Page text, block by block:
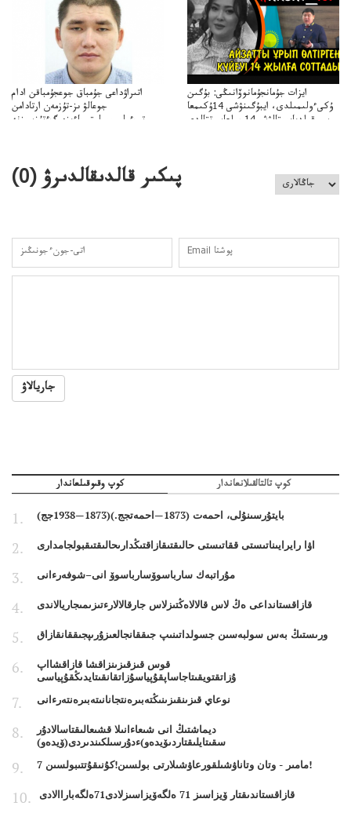
اتىراۋداعى جۇمباق جوعجۇمباقن ادام
جوعالۋ ىز-تۇزمەن ارتادامن
وتبءولىمىپوليتسياءىزەرگءتۇزسىزنە
ايزات جۇمانجۇمانوۆانىڭى: بۇگىن
ۇكىءولىمىلدى، ايبۇگىنۋشى 14ۇكىمعا
سووقىلدىايىپتالۋشى14جىلعاسوتتالدى
پىكىر قالدىقالدىرۋ (0
)
جاريالاۋ
كوپ وقىوقىلعاندار كوپ تالتالقىلانعاندار
بايتۇرسىنۇلى، احمەت (1873—احمەتجج.)(1873—1938جج)
اۋا رايرايىناتىستى ققاتىستى حالىقتىقازاقتىڭدارىحالىقتىقبولجامدارى
مۇراتبەك سارباسوۆسارباسوۆ انى–شوفەرءانى
قازاقستانداعى ەڭ لاس قالالاەڭتىزلاس جارقالالارءتىزىمىجاريالاندى
ورىستىڭ بەس سولبەسىن جسولداتىنىپ جىققانجالعىزۇرىپجىققانقازاق
قوس قىزقىزىنزاقشا قازاقشااپ
ۇزاتقتويقىتاجاساپقۇپياسۇزاتقانقىتايدىڭقۇپياسى
نوعاي قىزىنقىزىنىڭتەبىرەنتجانانىتەبىرەنتەرءانى
ديماشتىڭ انى شىعاءانىلا قشىعالىقتاسالادۇر
سقىتايلىقتاردىۆيدەو)ءدۇرسىلكىندىردى(ۆيدەو)
7 مامىر - وتان وتاناۋشىلقورعاۋشىلارتى بولسىن!كۇنىقۇتتىبولسىن!
قازاقستاندىقتار ۆيزاسىز 71 ەلگەۆيزاسىزلادى71ەلگەباراالادى